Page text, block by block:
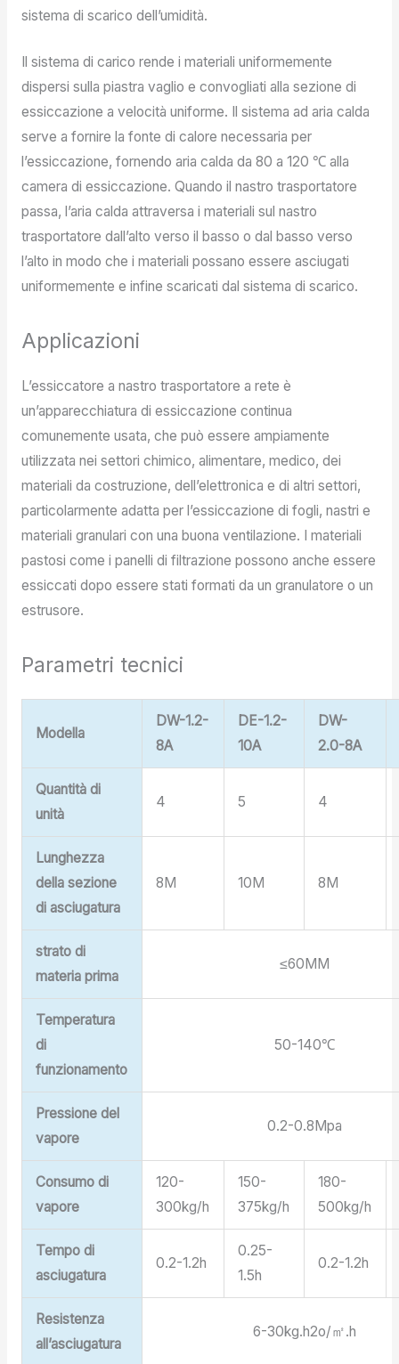
sistema di scarico dell’umidità.
Il sistema di carico rende i materiali uniformemente
dispersi sulla piastra vaglio e convogliati alla sezione di
essiccazione a velocità uniforme. Il sistema ad aria calda
serve a fornire la fonte di calore necessaria per
l’essiccazione, fornendo aria calda da 80 a 120 ℃ alla
camera di essiccazione. Quando il nastro trasportatore
passa, l’aria calda attraversa i materiali sul nastro
trasportatore dall’alto verso il basso o dal basso verso
l’alto in modo che i materiali possano essere asciugati
uniformemente e infine scaricati dal sistema di scarico.
Applicazioni
L’essiccatore a nastro trasportatore a rete è
un’apparecchiatura di essiccazione continua
comunemente usata, che può essere ampiamente
utilizzata nei settori chimico, alimentare, medico, dei
materiali da costruzione, dell’elettronica e di altri settori,
particolarmente adatta per l’essiccazione di fogli, nastri e
materiali granulari con una buona ventilazione. I materiali
pastosi come i panelli di filtrazione possono anche essere
essiccati dopo essere stati formati da un granulatore o un
estrusore.
Parametri tecnici
Modella
DW-1.2-
8A
DE-1.2-
10A
DW-
2.0-8A
Quantità di
unità
4 5 4
Lunghezza
della sezione
di asciugatura
8M 10M 8M
strato di
materia prima
≤60MM
Temperatura
di
funzionamento
50-140℃
Pressione del
vapore
0.2-0.8Mpa
Consumo di
vapore
120-
300kg/h
150-
375kg/h
180-
500kg/h
Tempo di
asciugatura
0.2-1.2h
0.25-
1.5h
0.2-1.2h
Resistenza
all’asciugatura
6-30kg.h2o/㎡.h